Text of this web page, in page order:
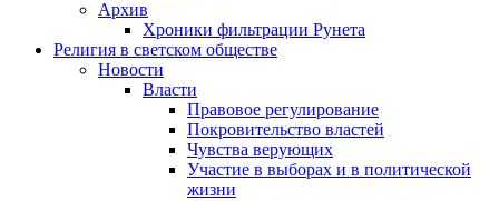
Архив
Хроники фильтрации Рунета
Религия в светском обществе
Новости
Власти
Правовое регулирование
Покровительство властей
Чувства верующих
Участие в выборах и в политической
жизни